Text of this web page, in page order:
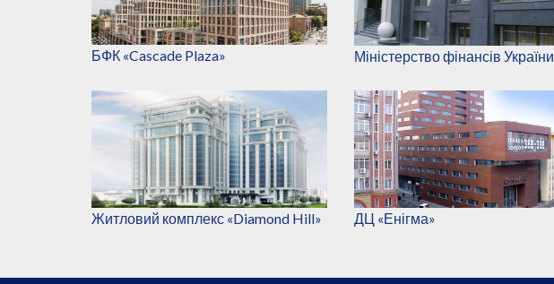
БФК «Cascade Plaza» Міністерство фінансів України
Житловий комплекс «Diamond Hill» ДЦ «Енігма»